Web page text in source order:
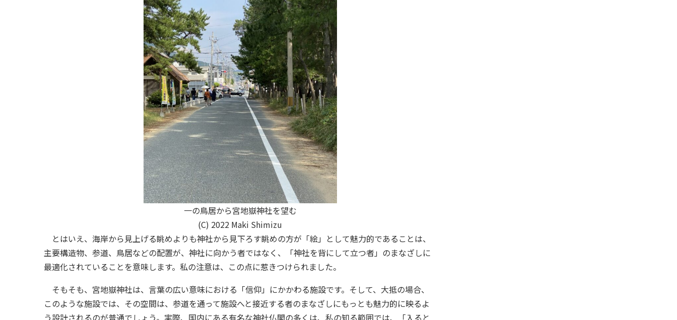
一の鳥居から宮地嶽神社を望む
(C) 2022 Maki Shimizu
とはいえ、海岸から見上げる眺めよりも神社から見下ろす眺めの方が「絵」として魅力的であることは、
主要構造物、参道、鳥居などの配置が、神社に向かう者ではなく、「神社を背にして立つ者」のまなざしに
最適化されていることを意味します。私の注意は、この点に惹きつけられました。
そもそも、宮地嶽神社は、言葉の広い意味における「信仰」にかかわる施設です。そして、大抵の場合、
このような施設では、その空間は、参道を通って施設へと接近する者のまなざしにもっとも魅力的に映るよ
う設計されるのが普通でしょう。実際、国内にある有名な神社仏閣の多くは、私の知る範囲では、「入ると